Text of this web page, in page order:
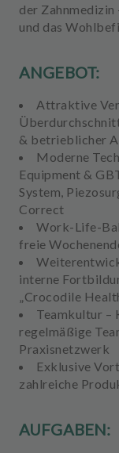
der
und das
ANGEBOT:
Attraktive
& betrieblicher
Moderne
Equipment &
System,
Correct
Work-Life-
freie
interne
„Crocodile
Teamkultur –
regelmäßige
Praxisnetzwerk
Exklusive
zahlreiche
AUFGABEN: